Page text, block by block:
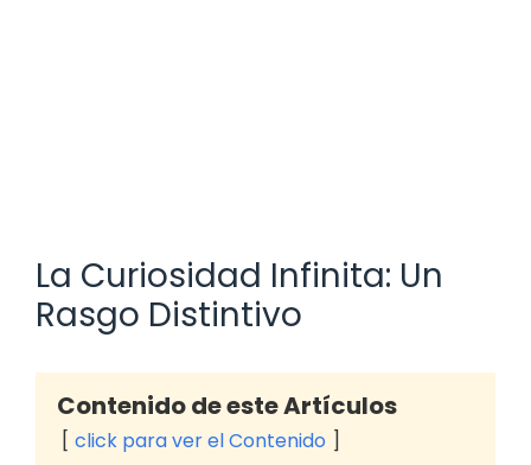
La Curiosidad Infinita: Un
Rasgo Distintivo
Contenido de este Artículos
click para ver el Contenido